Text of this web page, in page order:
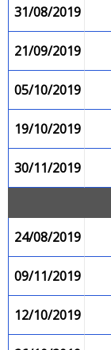
31/08/2019
21/09/2019
05/10/2019
19/10/2019
30/11/2019
24/08/2019
09/11/2019
12/10/2019